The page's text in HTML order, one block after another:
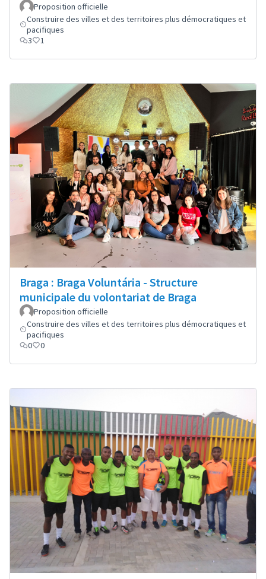
Proposition officielle
Construire des villes et des territoires plus démocratiques et
pacifiques
3
1
Braga : Braga Voluntária - Structure
municipale du volontariat de Braga
Proposition officielle
Construire des villes et des territoires plus démocratiques et
pacifiques
0
0